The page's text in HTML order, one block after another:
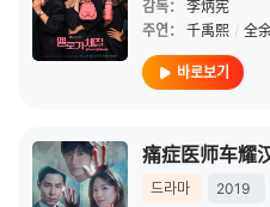
감독：
李炳宪
주연：
千禹熙 / 全
바로보기
痛症医师车耀
드라마 2019